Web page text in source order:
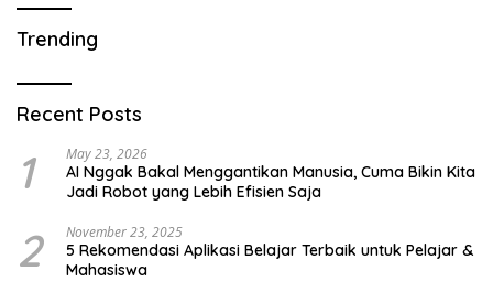
Trending
Recent Posts
1 May 23, 2026
AI Nggak Bakal Menggantikan Manusia, Cuma Bikin Kita
Jadi Robot yang Lebih Efisien Saja
2 November 23, 2025
5 Rekomendasi Aplikasi Belajar Terbaik untuk Pelajar &
Mahasiswa